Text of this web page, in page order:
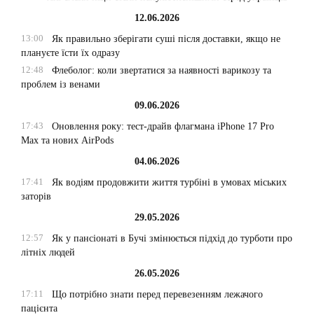
12.06.2026
13:00
Як правильно зберігати суші після доставки, якщо не
плануєте їсти їх одразу
12:48
Флеболог: коли звертатися за наявності варикозу та
проблем із венами
09.06.2026
17:43
Оновлення року: тест-драйв флагмана iPhone 17 Pro
Max та нових AirPods
04.06.2026
17:41
Як водіям продовжити життя турбіні в умовах міських
заторів
29.05.2026
12:57
Як у пансіонаті в Бучі змінюється підхід до турботи про
літніх людей
26.05.2026
17:11
Що потрібно знати перед перевезенням лежачого
пацієнта